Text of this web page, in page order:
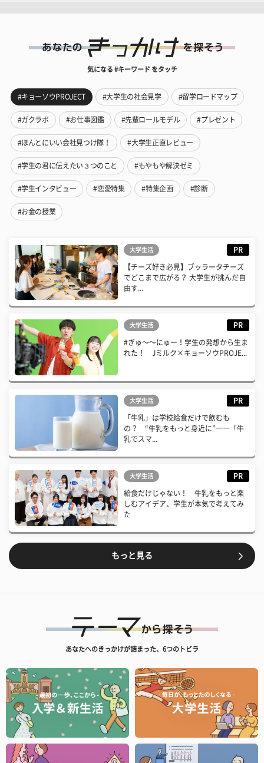
気になる #キーワード をタッチ
#キョーソウPROJECT #大学生の社会見学 #留学ロードマップ
#ガクラボ #お仕事図鑑 #先輩ロールモデル #プレゼント
#ほんとにいい会社見つけ隊！ #大学生正直レビュー
#学生の君に伝えたい３つのこと #もやもや解決ゼミ
#学生インタビュー #恋愛特集 #特集企画 #診断
#お金の授業
大学生活 PR
【チーズ好き必見】ブッラータチーズ
でどこまで広がる？ 大学生が挑んだ自
由す...
大学生活 PR
#ぎゅ〜〜にゅー！学生の発想から生ま
れた！ Jミルク×キョーソウPROJE...
大学生活 PR
「牛乳」は学校給食だけで飲むも
の？ “牛乳をもっと身近に”――「牛
乳でスマ...
大学生活 PR
給食だけじゃない！ 牛乳をもっと楽
しむアイデア、学生が本気で考えてみ
た
もっと見る
あなたへのきっかけが詰まった、6つのトビラ